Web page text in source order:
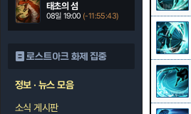
태초의 섬
08일 19:00 (-11:55:42)
로스트아크 화제 집중
정보 · 뉴스 모음
소식 게시판